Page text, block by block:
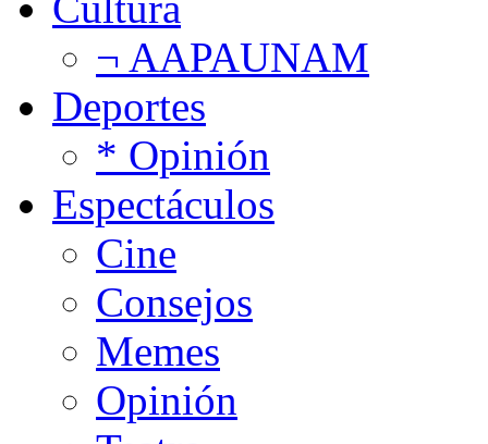
¬ AAPAUNAM
Deportes
* Opinión
Espectáculos
Cine
Consejos
Memes
Opinión